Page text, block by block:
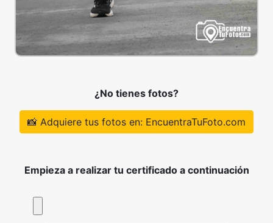
¿No tienes fotos?
📸 Adquiere tus fotos en: EncuentraTuFoto.com
Empieza a realizar tu certificado a continuación